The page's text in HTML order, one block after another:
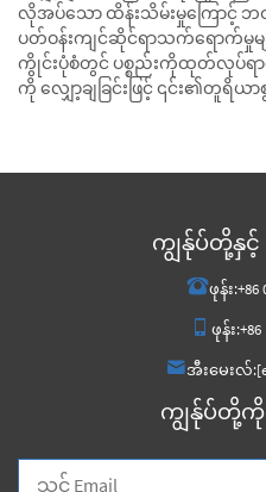
လိုအပ်သော ထိန်းသိမ်းမှုကြောင့်
ပတ်ဝန်းကျင်ဆိုင်ရာသက်ရောက်မှုမ
ကွိုင်းပုံစံတွင် ပစ္စည်းကိုထုတ်လုပ်ရာတွ
ကို လျှော့ချခြင်းဖြင့် ၎င်း၏တူ
ကျွန်ုပ်တို့နှ
ဖုန်း:+86
ဖုန်း:+86
အီးမေးလ်:
ကျွန်ုပ်တို့ကို